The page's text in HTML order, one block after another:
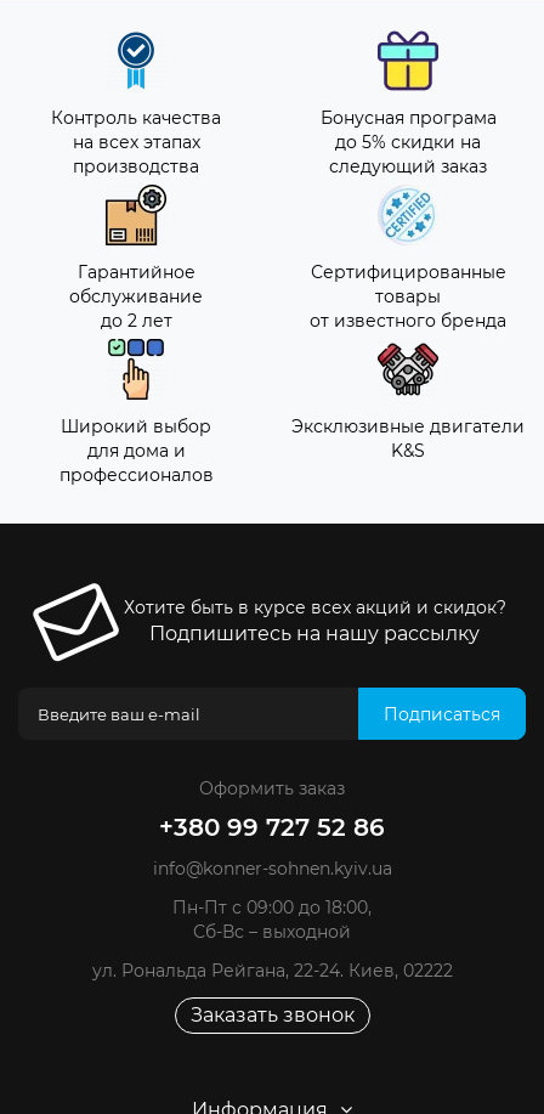
Контроль качества
на всех этапах
производства
Бонусная програма
до 5% скидки на
следующий заказ
Гарантийное
обслуживание
до 2 лет
Сертифицированные
товары
от известного бренда
Широкий выбор
для дома и
профессионалов
Эксклюзивные двигатели
K&S
Хотите быть в курсе всех акций и скидок?
Подпишитесь на нашу рассылку
Подписаться
Оформить заказ
+380 99 727 52 86
info@konner-sohnen.kyiv.ua
Пн-Пт с 09:00 до 18:00,
Сб-Вс – выходной
ул. Рональда Рейгана, 22-24. Киев, 02222
Заказать звонок